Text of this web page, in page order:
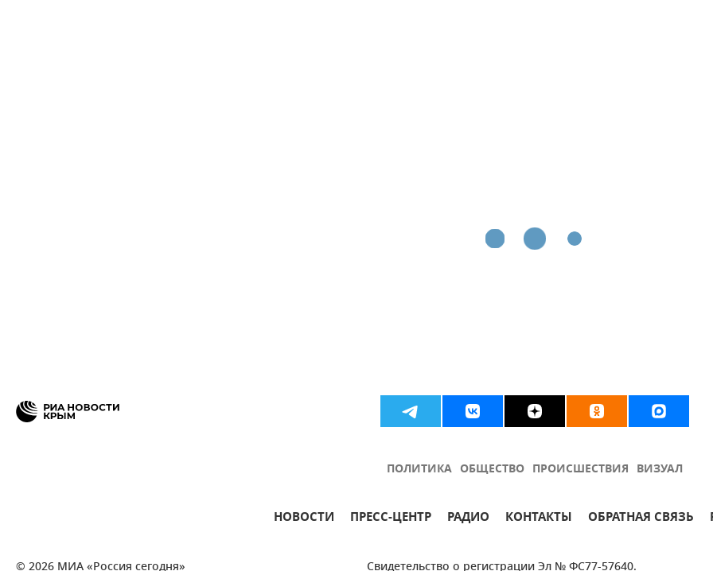
ПОЛИТИКА ОБЩЕСТВО ПРОИСШЕСТВИЯ ВИЗУАЛ
НОВОСТИ ПРЕСС-ЦЕНТР РАДИО КОНТАКТЫ ОБРАТНАЯ СВЯЗЬ